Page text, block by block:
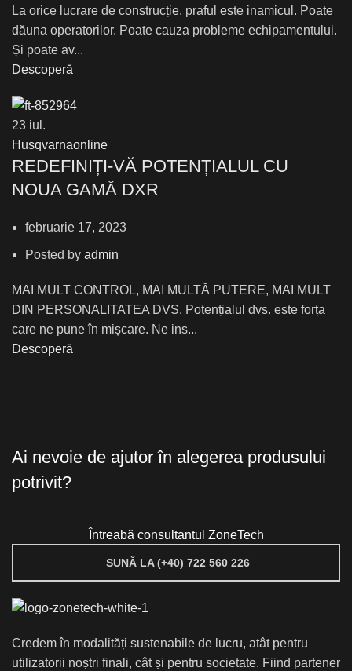
La orice lucrare de construcție, praful este inamicul. Poate
dăuna operatorilor. Poate cauza probleme echipamentului.
Și poate av...
Descoperă
23 iul.
Husqvarnaonline
REDEFINIȚI-VĂ POTENȚIALUL CU
NOUA GAMĂ DXR
februarie 17, 2023
Posted by admin
MAI MULT CONTROL, MAI MULTĂ PUTERE, MAI MULT
DIN PERSONALITATEA DVS. Potențialul dvs. este forța
care ne pune în mișcare. Ne ins...
Descoperă
Ai nevoie de ajutor în alegerea produsului
potrivit?
Întreabă consultantul ZoneTech
SUNĂ LA (+40) 722 560 226
Credem în modalități sustenabile de lucru, atât pentru
utilizatorii noștri finali, cât și pentru societate. Fiind partener